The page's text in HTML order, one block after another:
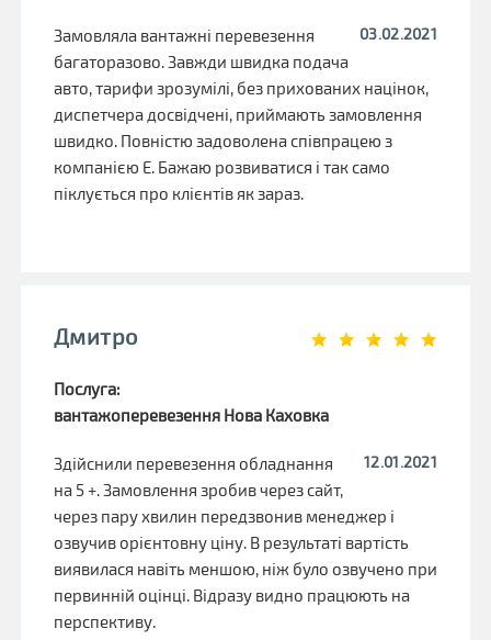
03.02.2021
Замовляла вантажні перевезення
багаторазово. Завжди швидка подача
авто, тарифи зрозумілі, без прихованих націнок,
диспетчера досвідчені, приймають замовлення
швидко. Повністю задоволена співпрацею з
компанією Е. Бажаю розвиватися і так само
піклується про клієнтів як зараз.
Дмитро
Послуга:
вантажоперевезення Нова Каховка
12.01.2021
Здійснили перевезення обладнання
на 5 +. Замовлення зробив через сайт,
через пару хвилин передзвонив менеджер і
озвучив орієнтовну ціну. В результаті вартість
виявилася навіть меншою, ніж було озвучено при
первинній оцінці. Відразу видно працюють на
перспективу.